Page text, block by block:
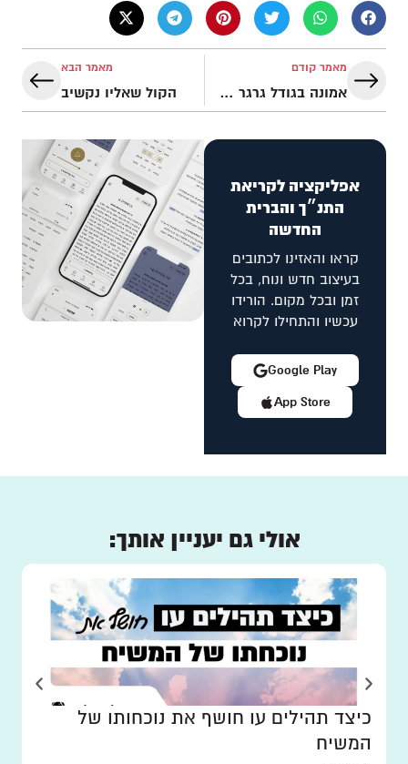
מאמר קודם
אמונה בגודל גרגר חרדל
מאמר הבא
הקול שאליו נקשיב
אפליקציה לקריאת
התנ״ך והברית
החדשה
קראו והאזינו לכתובים
בעיצוב חדש ונוח, בכל
זמן ובכל מקום. הורידו
עכשיו והתחילו לקרוא
App Store
Google Play
אולי גם יעניין אותך:
כיצד תהילים עו חושף את נוכחותו של
המשיח